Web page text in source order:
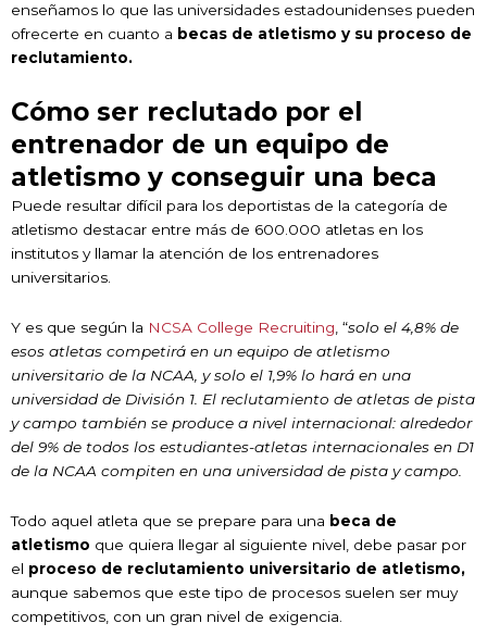
enseñamos lo que las universidades estadounidenses pueden
ofrecerte en cuanto a becas de atletismo y su proceso de
reclutamiento.
Cómo ser reclutado por el
entrenador de un equipo de
atletismo y conseguir una beca
Puede resultar difícil para los deportistas de la categoría de
atletismo destacar entre más de 600.000 atletas en los
institutos y llamar la atención de los entrenadores
universitarios.
Y es que según la NCSA College Recruiting , “solo el 4,8% de
esos atletas competirá en un equipo de atletismo
universitario de la NCAA, y solo el 1,9% lo hará en una
universidad de División 1. El reclutamiento de atletas de pista
y campo también se produce a nivel internacional: alrededor
del 9% de todos los estudiantes-atletas internacionales en D1
de la NCAA compiten en una universidad de pista y campo.
Todo aquel atleta que se prepare para una beca de
atletismo que quiera llegar al siguiente nivel, debe pasar por
el proceso de reclutamiento universitario de atletismo,
aunque sabemos que este tipo de procesos suelen ser muy
competitivos, con un gran nivel de exigencia.